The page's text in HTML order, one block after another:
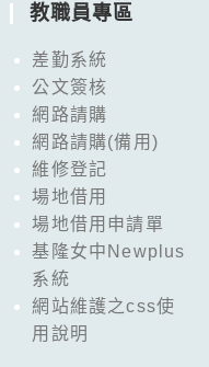
教職員專區
差勤系統
公文簽核
網路請購
網路請購(備用)
維修登記
場地借用
場地借用申請單
基隆女中Newplus
系統
網站維護之css使
用說明